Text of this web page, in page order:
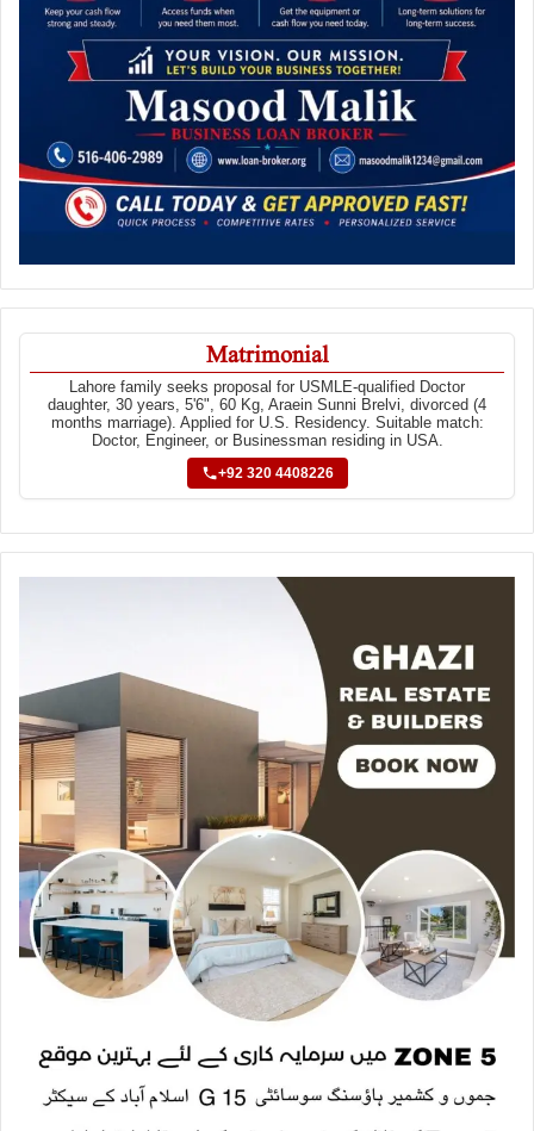
Matrimonial
Lahore family seeks proposal for USMLE-qualified Doctor
daughter, 30 years, 5'6", 60 Kg, Araein Sunni Brelvi, divorced (4
months marriage). Applied for U.S. Residency. Suitable match:
Doctor, Engineer, or Businessman residing in USA.
+92 320 4408226